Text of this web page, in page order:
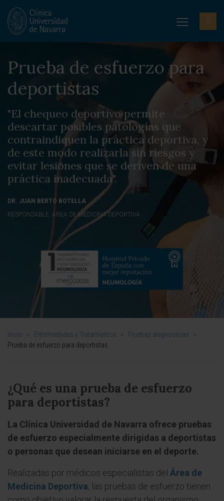
Prueba de esfuerzo para
deportistas
"El chequeo deportivo permite
descartar posibles patologías que
contraindiquen la práctica deportiva, y
de este modo realizarla sin riesgos y
evitar lesiones que se deriven de una
práctica inadecuada".
DR. JUAN BERTÓ BOTELLA
RESPONSABLE. ÁREA DE MEDICINA DEPORTIVA
Inicio > Enfermedades y Tratamientos > Pruebas diagnósticas
>
Prueba de esfuerzo para deportistas
¿Qué es una prueba de esfuerzo
para deportistas?
La Clínica Universidad de Navarra ofrece pruebas
de esfuerzo especialmente dirigidas a deportistas
o personas que desean iniciarse en el deporte.
Realizadas por médicos especialistas del Área de
Medicina Deportiva, las pruebas de esfuerzo tienen